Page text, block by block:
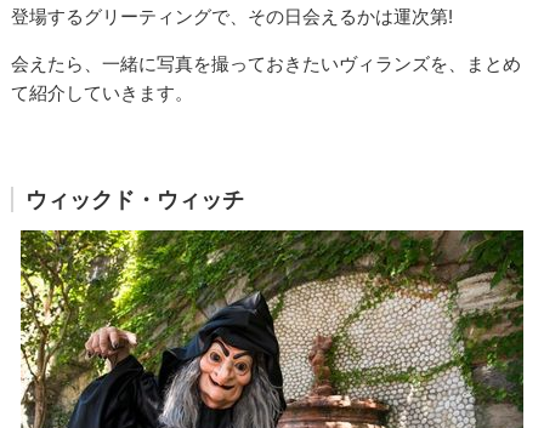
登場するグリーティングで、その日会えるかは運次第!
会えたら、一緒に写真を撮っておきたいヴィランズを、まとめ
て紹介していきます。
ウィックド・ウィッチ